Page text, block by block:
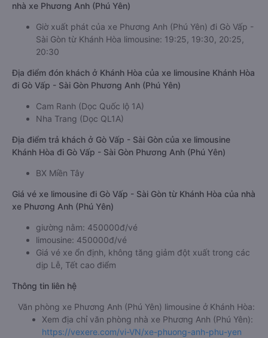
nhà xe Phương Anh (Phú Yên)
Giờ xuất phát của xe Phương Anh (Phú Yên) đi Gò Vấp -
Sài Gòn từ Khánh Hòa limousine: 19:25, 19:30, 20:25,
20:30
Địa điểm đón khách ở Khánh Hòa của xe limousine Khánh Hòa
đi Gò Vấp - Sài Gòn Phương Anh (Phú Yên)
Cam Ranh (Dọc Quốc lộ 1A)
Nha Trang (Dọc QL1A)
Địa điểm trả khách ở Gò Vấp - Sài Gòn của xe limousine
Khánh Hòa đi Gò Vấp - Sài Gòn Phương Anh (Phú Yên)
BX Miền Tây
Giá vé xe limousine đi Gò Vấp - Sài Gòn từ Khánh Hòa của nhà
xe Phương Anh (Phú Yên)
giường nằm: 450000đ/vé
limousine: 450000đ/vé
Giá vé xe ổn định, không tăng giảm đột xuất trong các
dịp Lễ, Tết cao điểm
Thông tin liên hệ
Văn phòng xe Phương Anh (Phú Yên) limousine ở Khánh Hòa:
Xem địa chỉ văn phòng nhà xe Phương Anh (Phú Yên):
https://vexere.com/vi-VN/xe-phuong-anh-phu-yen